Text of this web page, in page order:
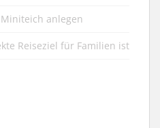
anlegen
Reiseziel für Familien ist